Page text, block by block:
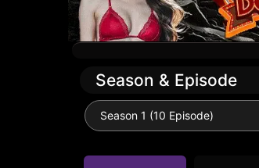
Season & Episode